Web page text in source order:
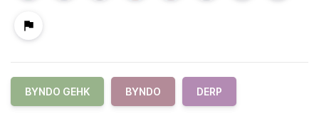
BYNDO GEHK BYNDO DERP